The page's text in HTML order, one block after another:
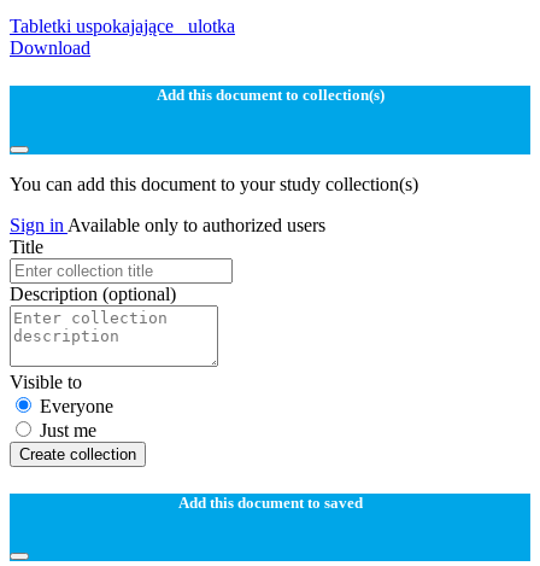
Tabletki uspokajające_ ulotka
Download
Add this document to collection(s)
You can add this document to your study collection(s)
Sign in Available only to authorized users
Title
Description (optional)
Visible to
Everyone
Just me
Create collection
Add this document to saved